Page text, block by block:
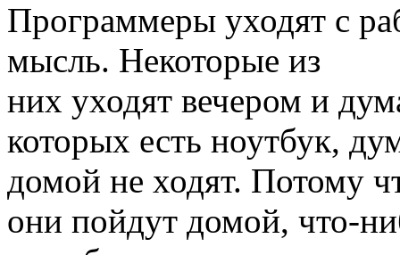
Программеры уходят с
мысль. Некоторые из
них уходят вечером и
которых есть ноутбук,
домой не ходят. Потому
они пойдут домой, что-